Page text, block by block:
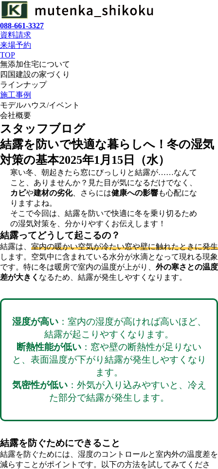
088-661-3327
資料請求
来場予約
TOP
無添加住宅について
四国建設の家づくり
ラインナップ
施工事例
モデルハウス/イベント
会社概要
スタッフブログ
結露を防いで快適な暮らしへ！冬の湿気
対策の基本2025年1月15日（水）
寒い冬、朝起きたら窓にびっしりと結露が……なんて
こと、ありませんか？見た目が気になるだけでなく、
カビや建材の劣化、さらには健康への影響も心配にな
りますよね。
そこで今回は、結露を防いで快適に冬を乗り切るため
の湿気対策を、分かりやすくお伝えします！
結露ってどうして起こるの？
結露は、 室内の暖かい空気が冷たい窓や壁に触れたときに発生
します。空気中に含まれている水分が水滴となって現れる現象
です。特に冬は暖房で室内の温度が上がり、 外の寒さとの温度
差が大きく なるため、結露が発生しやすくなります。
湿度が高い：室内の湿度が高ければ高いほど、
結露が起こりやすくなります。
断熱性能が低い ：窓や壁の断熱性が足りない
と、表面温度が下がり結露が発生しやすくなり
ます。
気密性が低い：外気が入り込みやすいと、冷え
た部分で結露が発生します。
結露を防ぐためにできること
結露を防ぐためには、湿度のコントロールと室内外の温度差を
減らすことがポイントです。以下の方法を試してみてくださ